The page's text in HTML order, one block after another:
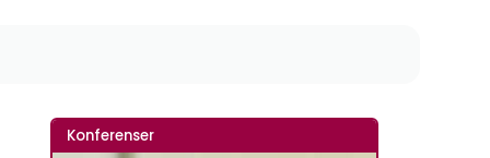
Konferenser